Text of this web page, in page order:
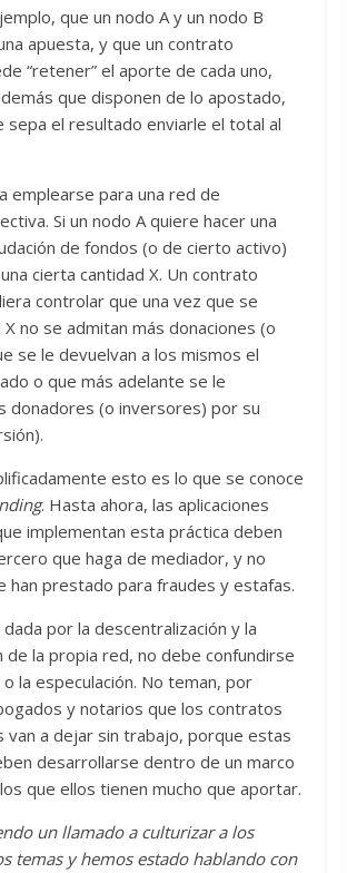
que un nodo A y un nodo B
apuesta, y que un contrato
“retener” el aporte de cada uno,
que disponen de lo apostado,
sepa el resultado enviarle el total al
emplearse para una red de
Si un nodo A quiere hacer una
de fondos (o de cierto activo)
cierta cantidad X. Un contrato
controlar que una vez que se
no se admitan más donaciones (o
se le devuelvan a los mismos el
o que más adelante se le
donadores (o inversores) por su
esto es lo que se conoce
. Hasta ahora, las aplicaciones
implementan esta práctica deben
que haga de mediador, y no
han prestado para fraudes y estafas.
por la descentralización y la
la propia red, no debe confundirse
o la especulación. No teman, por
y notarios que los contratos
van a dejar sin trabajo, porque estas
desarrollarse dentro de un marco
que ellos tienen mucho que aportar.
un llamado a culturizar a los
temas y hemos estado hablando con